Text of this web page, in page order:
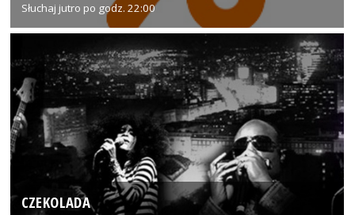
Słuchaj jutro po godz. 22:00
CZEKOLADA